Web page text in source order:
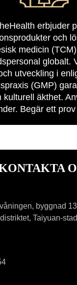
erbjuder
och
medicin
globalt.
utveckling i
(GMP)
kulturell äkthet.
Begär ett
byggnad
Taiyuan-